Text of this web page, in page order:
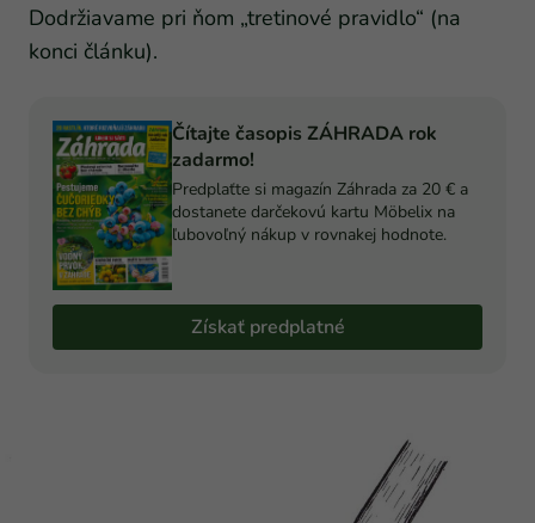
Dodržiavame pri ňom „tretinové pravidlo“ (na
konci článku).
Čítajte časopis ZÁHRADA rok
zadarmo!
Predplaťte si magazín Záhrada za 20 € a
dostanete darčekovú kartu Möbelix na
ľubovoľný nákup v rovnakej hodnote.
Získať predplatné